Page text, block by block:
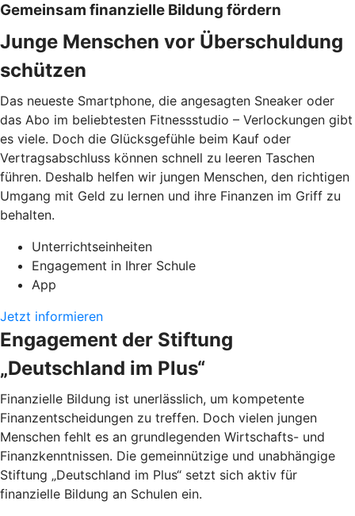
Gemeinsam finanzielle Bildung fördern
Junge Menschen vor Überschuldung
schützen
Das neueste Smartphone, die angesagten Sneaker oder
das Abo im beliebtesten Fitnessstudio – Verlockungen gibt
es viele. Doch die Glücksgefühle beim Kauf oder
Vertragsabschluss können schnell zu leeren Taschen
führen. Deshalb helfen wir jungen Menschen, den richtigen
Umgang mit Geld zu lernen und ihre Finanzen im Griff zu
behalten.
Unterrichtseinheiten
Engagement in Ihrer Schule
App
Jetzt informieren
Engagement der Stiftung
„Deutschland im Plus“
Finanzielle Bildung ist unerlässlich, um kompetente
Finanzentscheidungen zu treffen. Doch vielen jungen
Menschen fehlt es an grundlegenden Wirtschafts- und
Finanzkenntnissen. Die gemeinnützige und unabhängige
Stiftung „Deutschland im Plus“ setzt sich aktiv für
finanzielle Bildung an Schulen ein.